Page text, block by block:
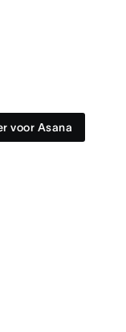
voor Asana